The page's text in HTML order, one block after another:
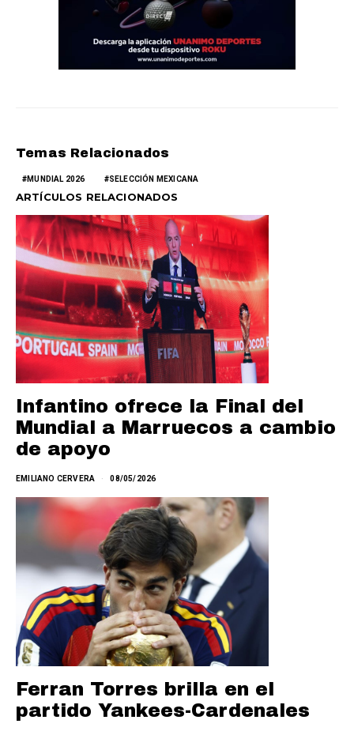
Temas Relacionados
MUNDIAL 2026 SELECCIÓN MEXICANA
ARTÍCULOS RELACIONADOS
Infantino ofrece la Final del
Mundial a Marruecos a cambio
de apoyo
EMILIANO CERVERA 08/05/2026
Ferran Torres brilla en el
partido Yankees-Cardenales